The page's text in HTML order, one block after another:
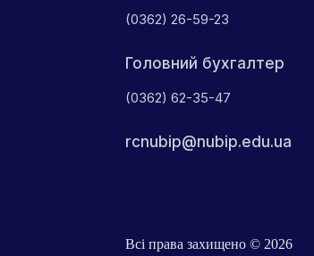
(0362) 26-59-23
Головний бухгалтер
(0362) 62-35-47
rcnubip@nubip.edu.ua
Всі права захищено © 2026